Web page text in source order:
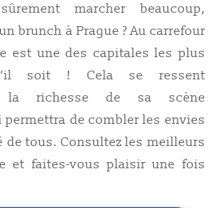
marcher beaucoup,
brunch à Prague ? Au carrefour
est une des capitales les plus
soit ! Cela se ressent
la richesse de sa scène
de combler les envies
de tous. Consultez les meilleurs
et faites-vous plaisir une fois